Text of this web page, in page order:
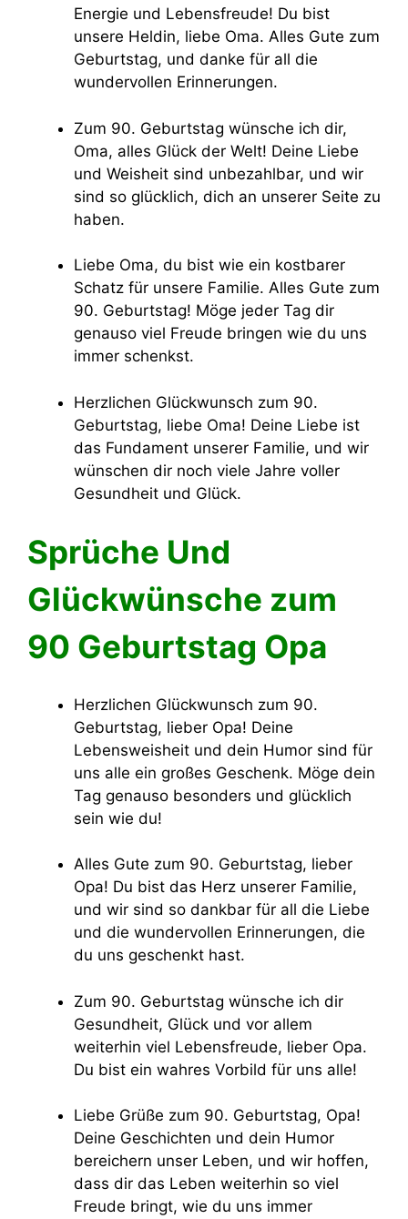
Energie und Lebensfreude! Du bist
unsere Heldin, liebe Oma. Alles Gute zum
Geburtstag, und danke für all die
wundervollen Erinnerungen.
Zum 90. Geburtstag wünsche ich dir,
Oma, alles Glück der Welt! Deine Liebe
und Weisheit sind unbezahlbar, und wir
sind so glücklich, dich an unserer Seite zu
haben.
Liebe Oma, du bist wie ein kostbarer
Schatz für unsere Familie. Alles Gute zum
90. Geburtstag! Möge jeder Tag dir
genauso viel Freude bringen wie du uns
immer schenkst.
Herzlichen Glückwunsch zum 90.
Geburtstag, liebe Oma! Deine Liebe ist
das Fundament unserer Familie, und wir
wünschen dir noch viele Jahre voller
Gesundheit und Glück.
Sprüche Und
Glückwünsche zum
90 Geburtstag Opa
Herzlichen Glückwunsch zum 90.
Geburtstag, lieber Opa! Deine
Lebensweisheit und dein Humor sind für
uns alle ein großes Geschenk. Möge dein
Tag genauso besonders und glücklich
sein wie du!
Alles Gute zum 90. Geburtstag, lieber
Opa! Du bist das Herz unserer Familie,
und wir sind so dankbar für all die Liebe
und die wundervollen Erinnerungen, die
du uns geschenkt hast.
Zum 90. Geburtstag wünsche ich dir
Gesundheit, Glück und vor allem
weiterhin viel Lebensfreude, lieber Opa.
Du bist ein wahres Vorbild für uns alle!
Liebe Grüße zum 90. Geburtstag, Opa!
Deine Geschichten und dein Humor
bereichern unser Leben, und wir hoffen,
dass dir das Leben weiterhin so viel
Freude bringt, wie du uns immer